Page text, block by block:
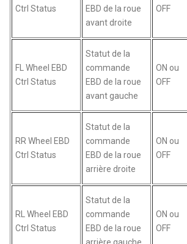
Ctrl Status
EBD de la roue
avant droite
OFF
FL Wheel EBD
Ctrl Status
Statut de la
commande
EBD de la roue
avant gauche
ON ou
OFF
RR Wheel EBD
Ctrl Status
Statut de la
commande
EBD de la roue
arrière droite
ON ou
OFF
RL Wheel EBD
Ctrl Status
Statut de la
commande
EBD de la roue
arrière gauche
ON ou
OFF